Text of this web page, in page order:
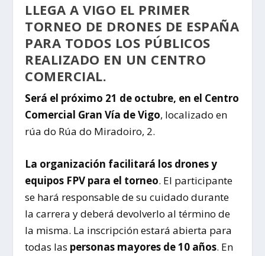
LLEGA A VIGO EL PRIMER
TORNEO DE DRONES DE ESPAÑA
PARA TODOS LOS PÚBLICOS
REALIZADO EN UN CENTRO
COMERCIAL.
Será el próximo 21 de octubre, en el Centro
Comercial Gran Vía de Vigo, localizado en
rúa do Rúa do Miradoiro, 2.
La organización facilitará los drones y
equipos FPV para el torneo. El participante
se hará responsable de su cuidado durante
la carrera y deberá devolverlo al término de
la misma. La inscripción estará abierta para
todas las personas mayores de 10 años. En